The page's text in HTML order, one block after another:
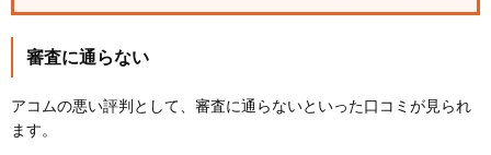
審査に通らない
アコムの悪い評判として、審査に通らないといった口コミが見られ
ます。